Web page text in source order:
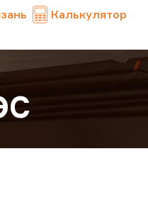
Калькулятор